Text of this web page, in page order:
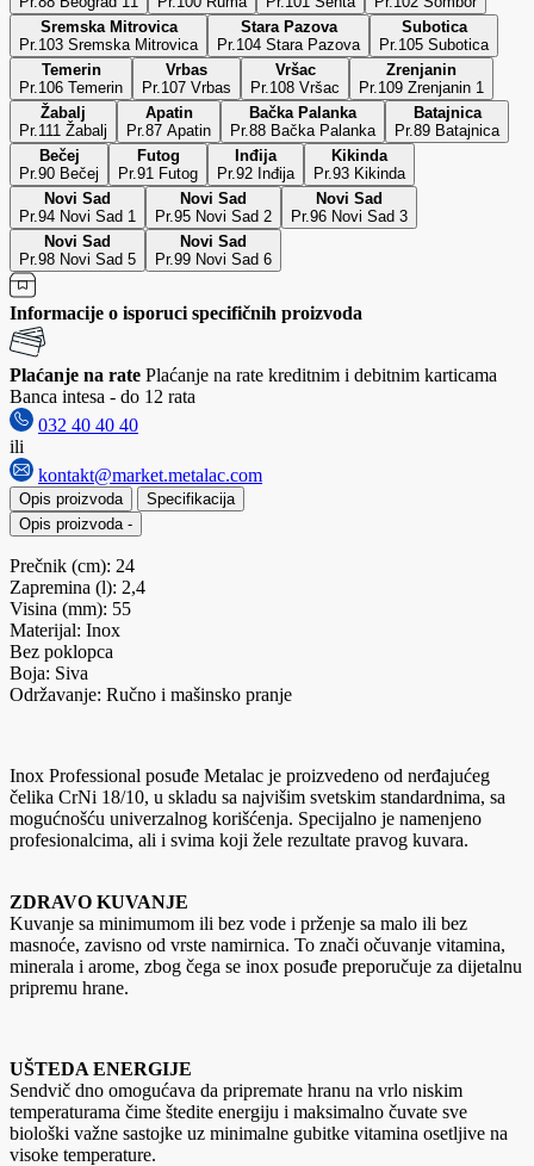
Sremska Mitrovica
Pr.103 Sremska Mitrovica
Stara Pazova
Pr.104 Stara Pazova
Subotica
Pr.105 Subotica
Temerin
Pr.106 Temerin
Vrbas
Pr.107 Vrbas
Vršac
Pr.108 Vršac
Zrenjanin
Pr.109 Zrenjanin 1
Žabalj
Pr.111 Žabalj
Apatin
Pr.87 Apatin
Bačka Palanka
Pr.88 Bačka Palanka
Batajnica
Pr.89 Batajnica
Bečej
Pr.90 Bečej
Futog
Pr.91 Futog
Inđija
Pr.92 Inđija
Kikinda
Pr.93 Kikinda
Novi Sad
Pr.94 Novi Sad 1
Novi Sad
Pr.95 Novi Sad 2
Novi Sad
Pr.96 Novi Sad 3
Novi Sad
Pr.98 Novi Sad 5
Novi Sad
Pr.99 Novi Sad 6
Informacije o isporuci specifičnih proizvoda
Plaćanje na rate Plaćanje na rate kreditnim i debitnim karticama
Banca intesa - do 12 rata
032 40 40 40
ili
kontakt@market.metalac.com
Opis proizvoda
Specifikacija
Opis proizvoda -
Prečnik (cm): 24
Zapremina (l): 2,4
Visina (mm): 55
Materijal: Inox
Bez poklopca
Boja: Siva
Održavanje: Ručno i mašinsko pranje
Inox Professional posuđe Metalac je proizvedeno od nerđajućeg
čelika CrNi 18/10, u skladu sa najvišim svetskim standardnima, sa
mogućnošću univerzalnog korišćenja. Specijalno je namenjeno
profesionalcima, ali i svima koji žele rezultate pravog kuvara.
ZDRAVO KUVANJE
Kuvanje sa minimumom ili bez vode i prženje sa malo ili bez
masnoće, zavisno od vrste namirnica. To znači očuvanje vitamina,
minerala i arome, zbog čega se inox posuđe preporučuje za dijetalnu
pripremu hrane.
UŠTEDA ENERGIJE
Sendvič dno omogućava da pripremate hranu na vrlo niskim
temperaturama čime štedite energiju i maksimalno čuvate sve
biološki važne sastojke uz minimalne gubitke vitamina osetljive na
visoke temperature.